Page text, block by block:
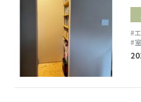
#
#